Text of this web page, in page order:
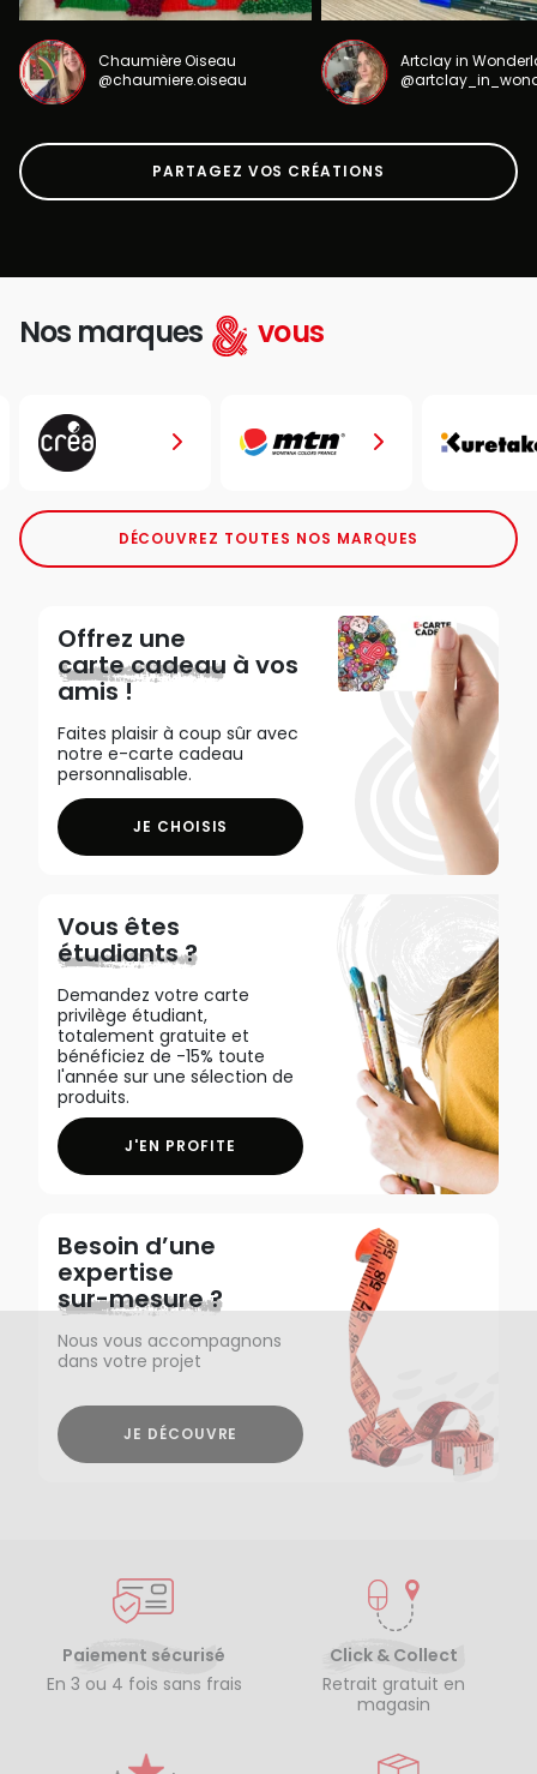
Chaumière Oiseau
@chaumiere.oiseau
Artclay in
PARTAGEZ VOS CRÉATIONS
Nos marques vous
DÉCOUVREZ TOUTES NOS MARQUES
Offrez une
carte cadeau à vos
amis !
Faites plaisir à coup sûr avec
notre e-carte cadeau
personnalisable.
JE CHOISIS
Vous êtes
étudiants ?
Demandez votre carte
privilège étudiant,
totalement gratuite et
bénéficiez de -15% toute
l'année sur une sélection de
produits.
J'EN PROFITE
Besoin d’une
expertise
sur-mesure ?
Nous vous accompagnons
dans votre projet
JE DÉCOUVRE
Paiement sécurisé
En 3 ou 4 fois sans frais
Click & Collect
Retrait gratuit en
magasin